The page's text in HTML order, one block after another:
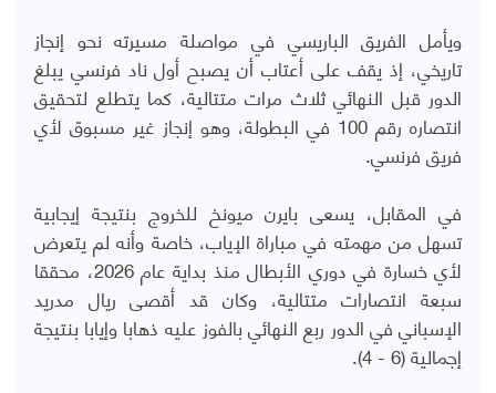
ويأمل الفريق الباريسي في مواصلة مسيرته نحو إنجاز
تاريخي، إذ يقف على أعتاب أن يصبح أول ناد فرنسي يبلغ
الدور قبل النهائي ثلاث مرات متتالية، كما يتطلع لتحقيق
انتصاره رقم 100 في البطولة، وهو إنجاز غير مسبوق لأي
فريق فرنسي.
في المقابل، يسعى بايرن ميونخ للخروج بنتيجة إيجابية
تسهل من مهمته في مباراة الإياب، خاصة وأنه لم يتعرض
لأي خسارة في دوري الأبطال منذ بداية عام 2026، محققا
سبعة انتصارات متتالية، وكان قد أقصى ريال مدريد
الإسباني في الدور ربع النهائي بالفوز عليه ذهابا وإيابا بنتيجة
إجمالية (6 - 4).